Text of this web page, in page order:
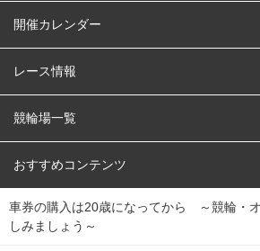
はじめての方へ
開催カレンダー
競輪
オートレース
競輪くじ
Dokanto!
レース情報
レース予想
レース結果
キャリーオーバー一覧
競輪場一覧
北日本 函館競輪場
関
東
弥彦競輪場 前橋競輪場 取手競
おすすめコンテンツ
競輪選手情報
車券の購入は20歳になってから ～競輪・
しみましょう～